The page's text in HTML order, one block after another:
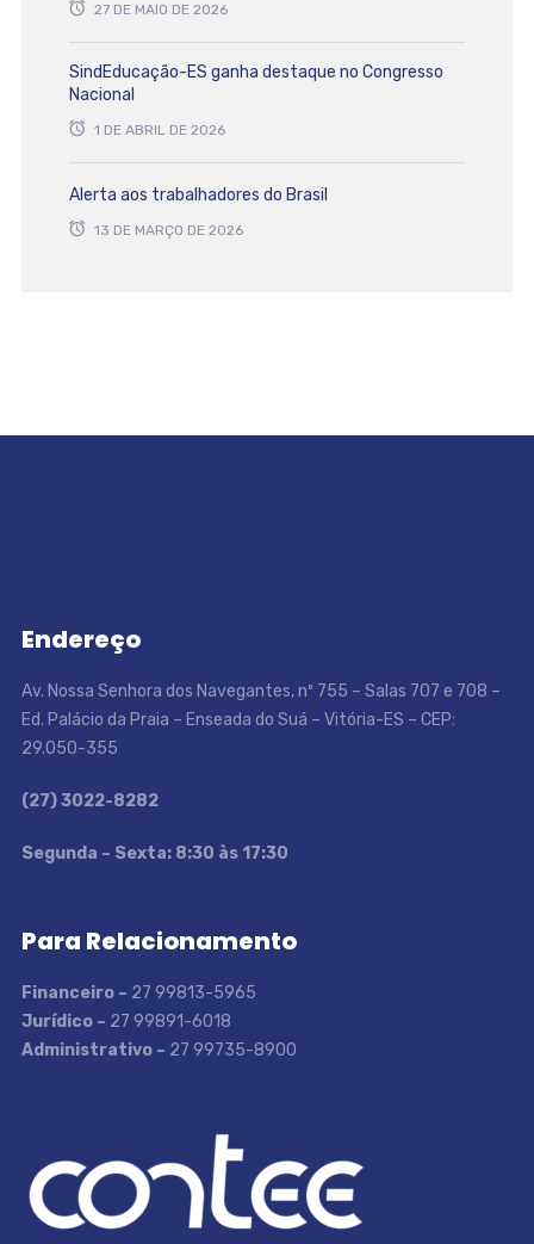
27 DE MAIO DE 2026
SindEducação-ES ganha destaque no Congresso
Nacional
1 DE ABRIL DE 2026
Alerta aos trabalhadores do Brasil
13 DE MARÇO DE 2026
Endereço
Av. Nossa Senhora dos Navegantes, nº 755 – Salas 707 e 708 –
Ed. Palácio da Praia – Enseada do Suá – Vitória-ES – CEP:
29.050-355
(27) 3022-8282
Segunda – Sexta: 8:30 às 17:30
Para Relacionamento
Financeiro – 27 99813-5965
Jurídico – 27 99891-6018
Administrativo – 27 99735-8900